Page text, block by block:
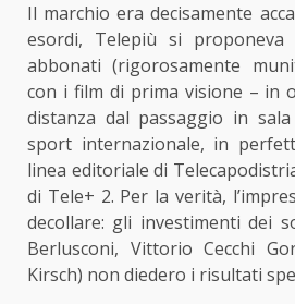
Il marchio era decisamente
esordi, Telepiù si proponeva
abbonati (rigorosamente
con i film di prima visione – in
distanza dal passaggio in
sport internazionale, in
linea editoriale di
di Tele+ 2. Per la verità,
decollare: gli investimenti dei
Berlusconi, Vittorio Cecchi
Kirsch) non diedero i risultati